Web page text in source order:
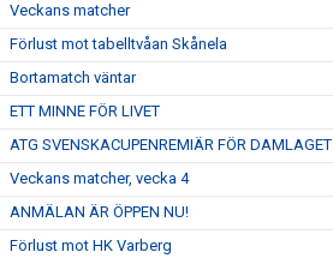
Veckans matcher
Förlust mot tabelltvåan Skånela
Bortamatch väntar
ETT MINNE FÖR LIVET
ATG SVENSKACUPENREMIÄR FÖR DAMLAGET
Veckans matcher, vecka 4
ANMÄLAN ÄR ÖPPEN NU!
Förlust mot HK Varberg